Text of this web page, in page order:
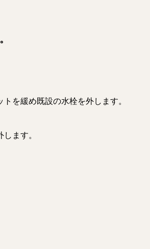
を緩め既設の水栓を外します。
ます。